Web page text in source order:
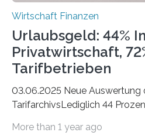
Wirtschaft Finanzen
Urlaubsgeld: 44%
Privatwirtschaft,
Tarifbetrieben
03.06.2025 Neue Auswertung
TarifarchivsLediglich 44
tarifgebundenen Betrieben ist
More than 1 year ago